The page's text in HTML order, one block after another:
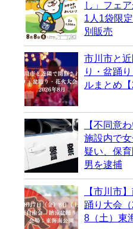
し」フェ
1人1袋限
別販売
市川市と
り・盆踊
ルまとめ【
【不同意
施設内で
疑い、保
男を逮捕
【市川市
踊り大会
8（土）東